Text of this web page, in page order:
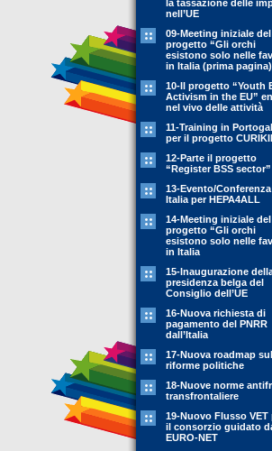
la tassazione delle
nell’UE
09-Meeting iniziale del
progetto “Gli orchi
esistono solo nelle
in Italia (prima pagina)
10-Il progetto “Youth
Activism in the EU”
nel vivo delle attività
11-Training in
per il progetto
12-Parte il progetto
“Register BSS sector”
13-Evento/
Italia per HEPA4ALL
14-Meeting iniziale del
progetto “Gli orchi
esistono solo nelle
in Italia
15-Inaugurazione
presidenza belga del
Consiglio dell’UE
16-Nuova richiesta di
pagamento del PNRR
dall’Italia
17-Nuova roadmap
riforme politiche
18-Nuove norme
transfrontaliere
19-Nuovo Flusso VET
il consorzio guidato
EURO-NET